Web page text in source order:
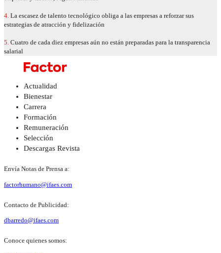
4. La escasez de talento tecnológico obliga a las empresas a reforzar sus
estrategias de atracción y fidelización
5. Cuatro de cada diez empresas aún no están preparadas para la transparencia
salarial
Actualidad
Bienestar
Carrera
Formación
Remuneración
Selección
Descargas Revista
Envía Notas de Prensa a:
factorhumano@ifaes.com
Contacto de Publicidad:
dbarredo@ifaes.com
Conoce quienes somos: